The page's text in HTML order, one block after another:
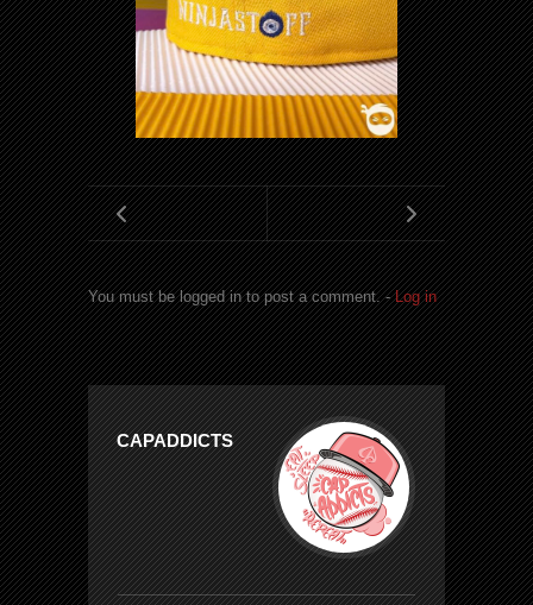
You must be logged in to post a comment. -Log in
CAPADDICTS